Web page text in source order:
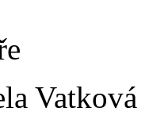
Vatková